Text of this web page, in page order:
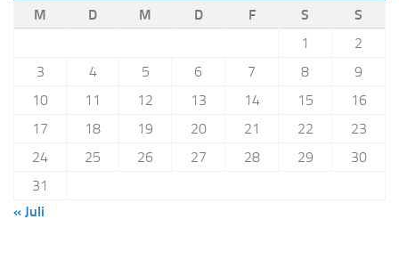
M
D M D F S
S
1
2
3
4 5 6 7 8
9
10
11 12 13 14 15
16
17
18 19 20 21 22
23
24
25 26 27 28 29
30
31
« Juli